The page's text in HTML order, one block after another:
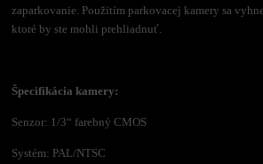
zaparkovanie. Použitím parkovacej kamery sa
ktoré by ste mohli prehliadnuť.
Špecifikácia kamery:
Senzor: 1/3“ farebný CMOS
Systém: PAL/NTSC